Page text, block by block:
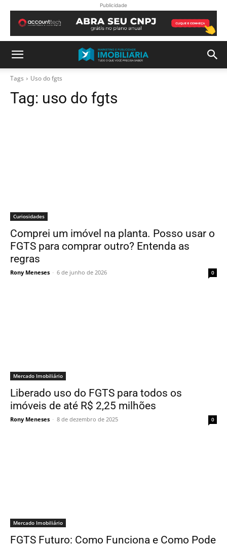
Publicidade
Tags Uso do fgts
Tag: uso do fgts
Curiosidades
Comprei um imóvel na planta. Posso usar o
FGTS para comprar outro? Entenda as
regras
Rony Meneses - 6 de junho de 2026 0
Mercado Imobiliário
Liberado uso do FGTS para todos os
imóveis de até R$ 2,25 milhões
Rony Meneses - 8 de dezembro de 2025 0
Mercado Imobiliário
FGTS Futuro: Como Funciona e Como Pode